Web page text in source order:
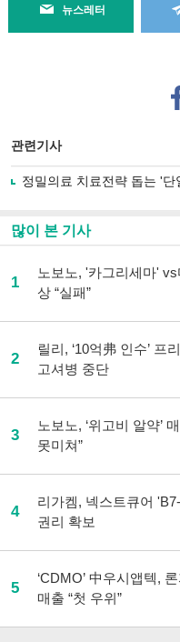
뉴스레터
이
관련기사
정밀의료 치료전략 돕는 '단
많이 본 기사
1
노보노, '카그리세마'
상 “실패”
2
릴리, ‘10억弗 인수’ 프
고셔병 중단
3
노보노, ‘위고비 알약’
못미쳐”
4
리가켐, 넥스트큐어
권리 확보
5
‘CDMO’ 中우시앱텍,
매출 “첫 우위”